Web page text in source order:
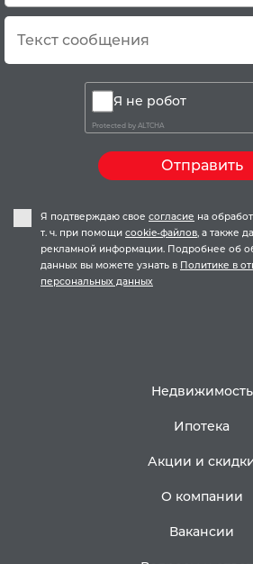
Я не робот
Protected by ALTCHA
Отправить
Я подтверждаю свое согласие на
т. ч. при помощи cookie-файлов, а также
рекламной информации. Подробнее об
данных вы можете узнать в Политике в
персональных данных
Недвижимость
Ипотека
Акции и
О компании
Вакансии